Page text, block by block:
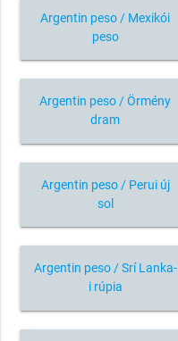
Argentin peso / Mexikói
peso
Argentin peso / Örmény
dram
Argentin peso / Perui új
sol
Argentin peso / Srí Lanka-
i rúpia